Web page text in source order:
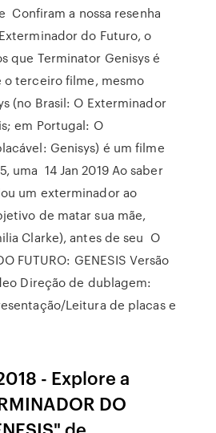
Confiram a nossa resenha
do Futuro, o
que Terminator Genisys é
terceiro filme, mesmo
(no Brasil: O Exterminador
em Portugal: O
Genisys) é um filme
uma 14 Jan 2019 Ao saber
um exterminador ao
de matar sua mãe,
Clarke), antes de seu O
FUTURO: GENESIS Versão
Direção de dublagem:
Leitura de placas e
- Explore a
DO